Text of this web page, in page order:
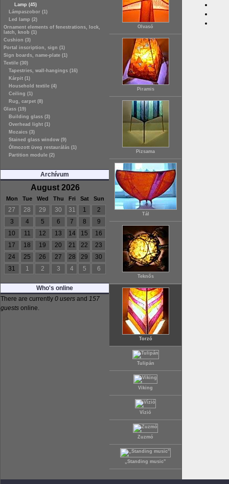
Lamp (45)
Lámpaszobor (1)
Led lamp (2)
Ornament elements of fenestrations, lock,
latch, knob (1)
Cushion (3)
Portal inscription, sign (1)
Sign boards, name-plate (1)
Textile (30)
Tapestries, wall-hangings (16)
Kárpit (1)
Household textile (4)
Ceiling (1)
Rug, carpet (8)
Glass (19)
Building glass (3)
Overhead light (1)
Mozaics (3)
Stained glass window (9)
Ólmozott üveg restaurálás (1)
Partition module (2)
Archívum
August 2026
Mon Tue Wed Thu Fri Sat Sun
27 28 29 30 31 1
2
3
4 5 6 7 8
9
10
11 12 13 14 15
16
17
18 19 20 21 22
23
24
25 26 27 28 29
30
31
1 2 3 4 5 6
Who's online
There are currently 0 users and 157
guests online.
Olvasó
Piramis
Pizsama
Tál
Teknős
Torzó
Tulipán
Viking
Vízió
Zuzmó
„Standing music”